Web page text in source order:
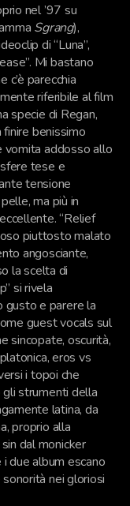
nel ’97 su
Sgrang),
di “Luna”,
Mi bastano
parecchia
riferibile al film
specie di Regan,
benissimo
vomita addosso allo
tese e
tensione
ma più in
“Relief
piuttosto malato
angosciante,
la scelta di
si rivela
gusto e parere la
guest vocals sul
sincopate, oscurità,
eros vs
i topoi che
gli strumenti della
latina, da
proprio alla
dal monicker
due album escano
nei gloriosi